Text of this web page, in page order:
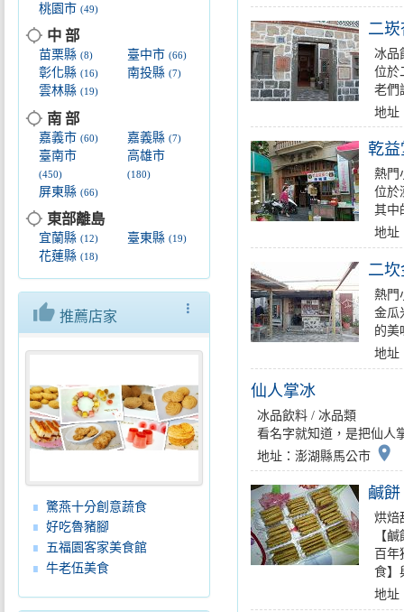
桃園市 (49)
location_searching 中 部
苗栗縣 (8) 臺中市(66)
彰化縣 (16) 南投縣(7)
雲林縣 (19)
location_searching 南 部
嘉義市 (60) 嘉義縣(7)
臺南市
(450)
高雄市
(180)
屏東縣 (66)
location_searching 東部離島
宜蘭縣 (12) 臺東縣(19)
花蓮縣 (18)
more_vert
thumb_up 推薦店家
驚燕十分創意蔬食
好吃魯豬腳
五福園客家美食館
牛老伍美食
二
冰品
位於
老們
地址
乾益
熱門
位於
其中
地址
二
熱門
金瓜
的美
地址
仙人掌冰
冰品飲料 / 冰品類
看名字就知道，是把仙人
地址：澎湖縣馬公市 place
鹹餅
烘焙
【
百年
食】
地址